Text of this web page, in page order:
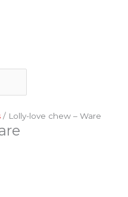
/ Lolly-love chew – Ware